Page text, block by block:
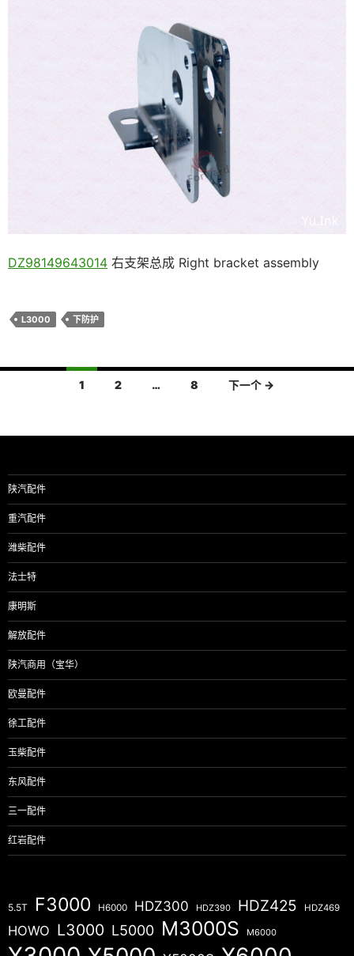
DZ98149643014 右支架总成 Right bracket assembly
L3000 下防护
导
1 2 … 8 下一个 →
陕汽配件
重汽配件
潍柴配件
法士特
康明斯
解放配件
陕汽商用（宝华）
欧曼配件
徐工配件
玉柴配件
东风配件
三一配件
红岩配件
5.5T F3000 H6000 HDZ300 HDZ390 HDZ425 HDZ469
HOWO L3000 L5000 M3000S M6000